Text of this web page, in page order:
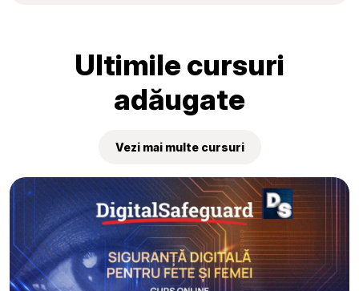
Ultimile cursuri
adăugate
Vezi mai multe cursuri